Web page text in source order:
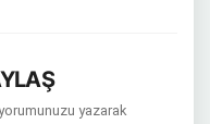
yazarak